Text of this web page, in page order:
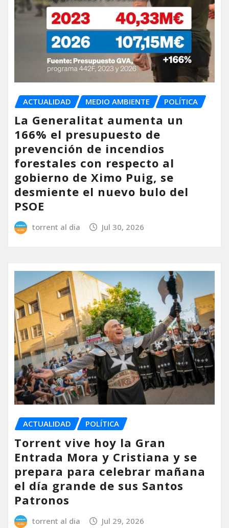
ACTUALIDAD MEDIO AMBIENTE POLÍTICA
La Generalitat aumenta un
166% el presupuesto de
prevención de incendios
forestales con respecto al
gobierno de Ximo Puig, se
desmiente el nuevo bulo del
PSOE
torrent al dia Jul 30, 2026
ACTUALIDAD POLÍTICA
Torrent vive hoy la Gran
Entrada Mora y Cristiana y se
prepara para celebrar mañana
el día grande de sus Santos
Patronos
torrent al dia Jul 29, 2026